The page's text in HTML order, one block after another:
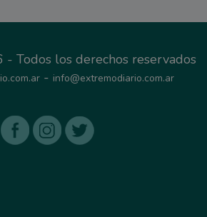
Todos los derechos reservados
- info@extremodiario.com.ar